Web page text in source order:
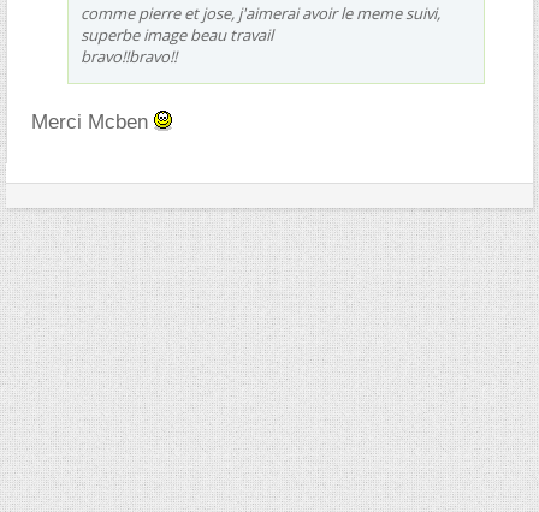
comme pierre et jose, j'aimerai avoir le meme suivi,
superbe image beau travail
bravo!!bravo!!
Merci Mcben